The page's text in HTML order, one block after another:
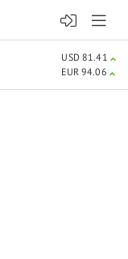
USD 81.41
EUR 94.06